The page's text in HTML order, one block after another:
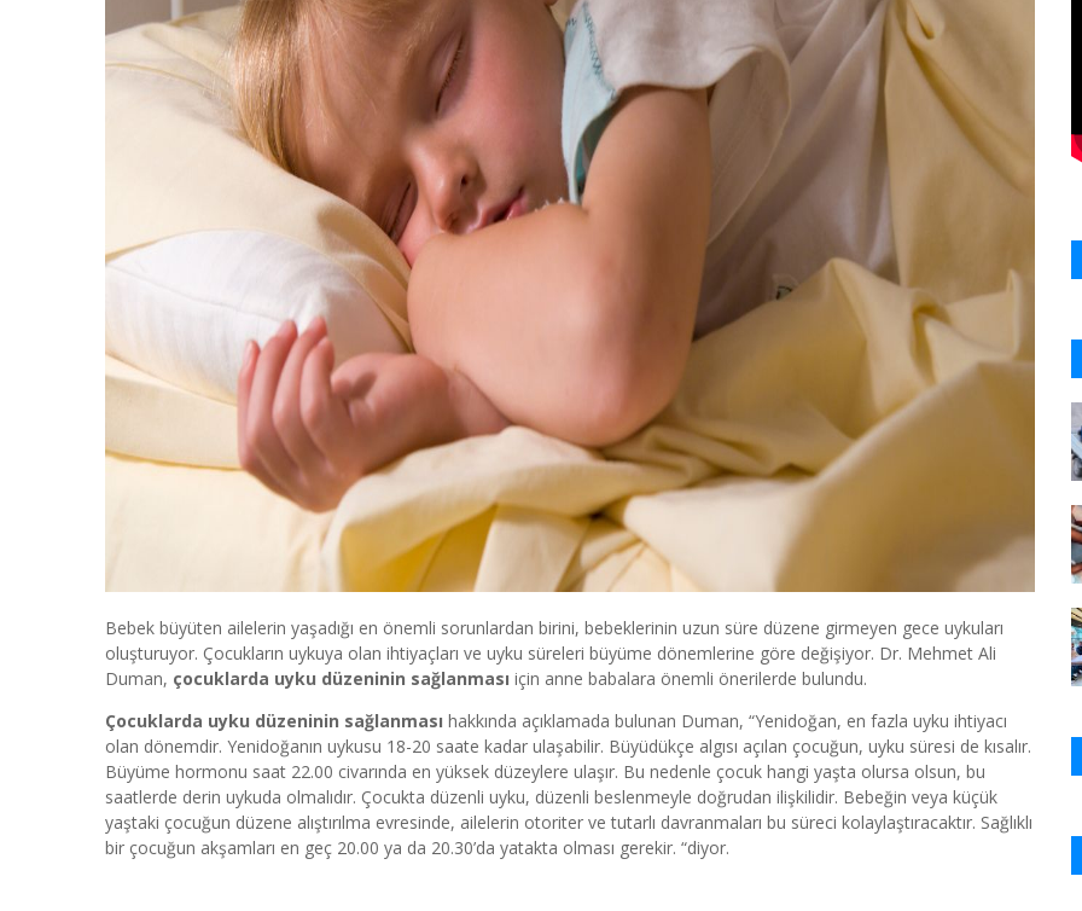
Bebek büyüten ailelerin yaşadığı en önemli sorunlardan birini, bebeklerinin uzun süre düzene girmeyen gece uykuları
oluşturuyor. Çocukların uykuya olan ihtiyaçları ve uyku süreleri büyüme dönemlerine göre değişiyor. Dr. Mehmet Ali
Duman, çocuklarda uyku düzeninin sağlanması için anne babalara önemli önerilerde bulundu.
Çocuklarda uyku düzeninin sağlanması hakkında açıklamada bulunan Duman, “Yenidoğan, en fazla uyku ihtiyacı
olan dönemdir. Yenidoğanın uykusu 18-20 saate kadar ulaşabilir. Büyüdükçe algısı açılan çocuğun, uyku süresi de kısalır.
Büyüme hormonu saat 22.00 civarında en yüksek düzeylere ulaşır. Bu nedenle çocuk hangi yaşta olursa olsun, bu
saatlerde derin uykuda olmalıdır. Çocukta düzenli uyku, düzenli beslenmeyle doğrudan ilişkilidir. Bebeğin veya küçük
yaştaki çocuğun düzene alıştırılma evresinde, ailelerin otoriter ve tutarlı davranmaları bu süreci kolaylaştıracaktır. Sağlıklı
bir çocuğun akşamları en geç 20.00 ya da 20.30’da yatakta olması gerekir. “diyor.